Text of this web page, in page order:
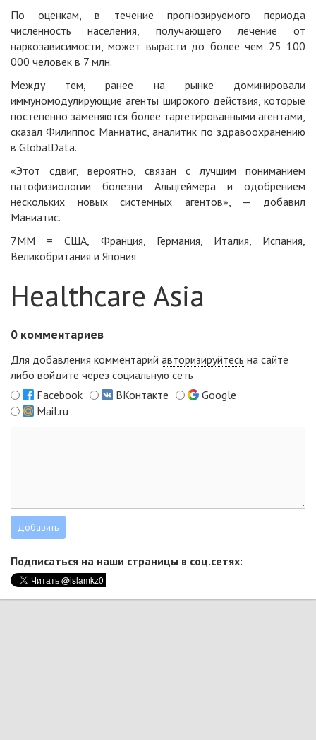
По оценкам, в течение прогнозируемого периода
численность населения, получающего лечение от
наркозависимости, может вырасти до более чем 25 100
000 человек в 7 млн.
Между тем, ранее на рынке доминировали
иммуномодулирующие агенты широкого действия, которые
постепенно заменяются более таргетированными агентами,
сказал Филиппос Маниатис, аналитик по здравоохранению
в GlobalData.
«Этот сдвиг, вероятно, связан с лучшим пониманием
патофизиологии болезни Альцгеймера и одобрением
нескольких новых системных агентов», — добавил
Маниатис.
7MM = США, Франция, Германия, Италия, Испания,
Великобритания и Япония
Healthcare Asia
0 комментариев
Для добавления комментарий авторизируйтесь на сайте
либо войдите через социальную сеть
Facebook
ВКонтакте
Google
Mail.ru
Подписаться на наши страницы в соц.сетях: